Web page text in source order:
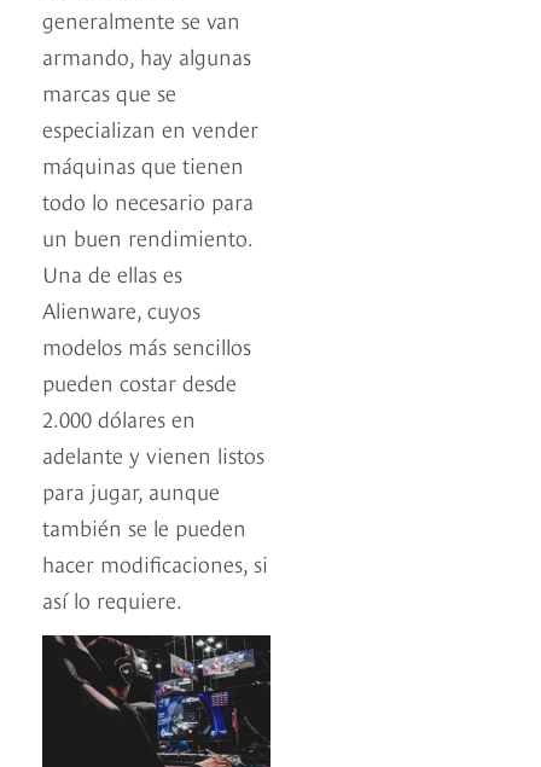
generalmente se van
armando, hay algunas
marcas que se
especializan en vender
máquinas que tienen
todo lo necesario para
un buen rendimiento.
Una de ellas es
Alienware, cuyos
modelos más sencillos
pueden costar desde
2.000 dólares en
adelante y vienen listos
para jugar, aunque
también se le pueden
hacer modificaciones, si
así lo requiere.